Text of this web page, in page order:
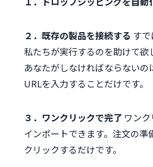
２．既存の製品を接続する す
私たちが実行するのを助けて欲
あなたがしなければならない
URLを入力することだけです。
３．ワンクリックで完了 ワン
インポートできます。注文の
クリックするだけです。